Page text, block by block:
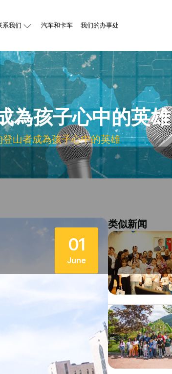
系我们 汽车和卡车 我们的办事处
為孩子心中的英雄
登山者成為孩子心中的英雄
01
June
类似新闻